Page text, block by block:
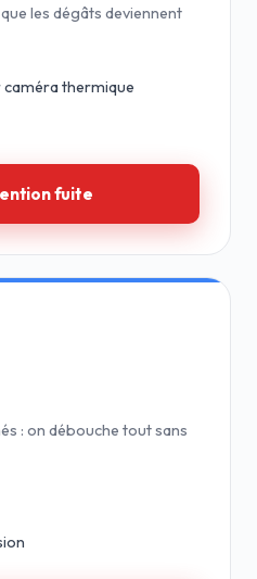
les dégâts deviennent
caméra thermique
fuite
: on débouche tout sans